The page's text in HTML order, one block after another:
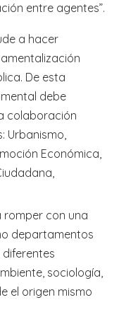
entre agentes”.
a hacer
De esta
debe
colaboración
Urbanismo,
Económica,
con una
departamentos
sociología,
el origen mismo